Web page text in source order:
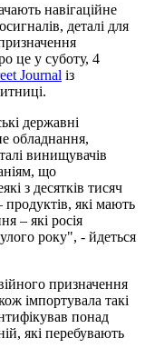
навігаційне
деталі для
це у суботу, 4
Journal із
державні
обладнання,
винищувачів
що
з десятків тисяч
продуктів, які мають
– які росія
року", - йдеться
призначення
імпортувала такі
понад
які перебувають